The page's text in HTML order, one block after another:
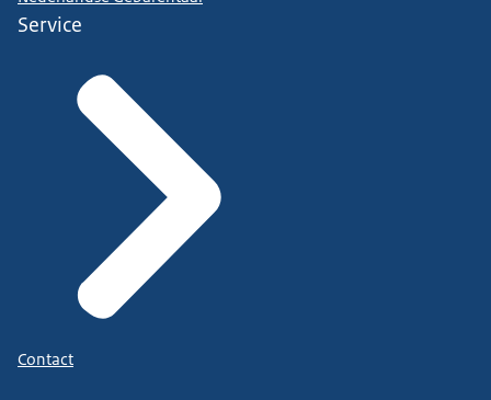
Service
Contact